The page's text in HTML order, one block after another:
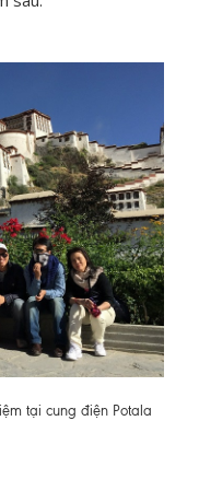
tại cung điện Potala